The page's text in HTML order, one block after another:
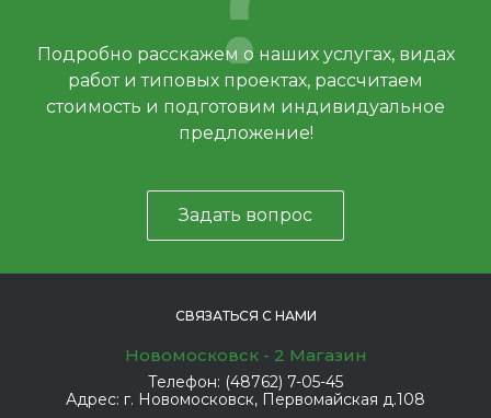
Подробно расскажем о наших услугах, видах
работ и типовых проектах, рассчитаем
стоимость и подготовим индивидуальное
предложение!
Задать вопрос
СВЯЗАТЬСЯ С НАМИ
Новомосковск - 2 Магазин
Телефон: (48762) 7-05-45
Адрес: г. Новомосковск, Первомайская д.108